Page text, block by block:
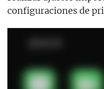
configuraciones de